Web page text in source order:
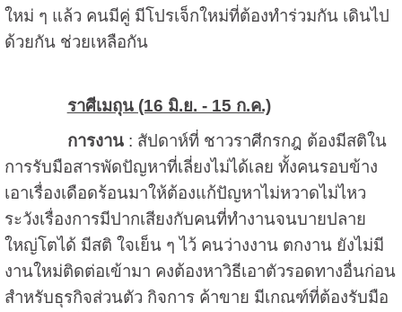
ใหม่ ๆ แล้ว คนมีคู่ มีโปรเจ็กใหม่ที่ต้องทำร่วมกัน เดินไป
ด้วยกัน ช่วยเหลือกัน
ราศีเมถุน (16 มิ.ย. - 15 ก.ค.)
การงาน: สัปดาห์ที่ ชาวราศีกรกฎ ต้องมีสติใน
การรับมือสารพัดปัญหาที่เลี่ยงไม่ได้เลย ทั้งคนรอบข้าง
เอาเรื่องเดือดร้อนมาให้ต้องแก้ปัญหาไม่หวาดไม่ไหว
ระวังเรื่องการมีปากเสียงกับคนที่ทำงานจนบายปลาย
ใหญ่โตได้ มีสติ ใจเย็น ๆ ไว้ คนว่างงาน ตกงาน ยังไม่มี
งานใหม่ติดต่อเข้ามา คงต้องหาวิธีเอาตัวรอดทางอื่นก่อน
สำหรับธุรกิจส่วนตัว กิจการ ค้าขาย มีเกณฑ์ที่ต้องรับมือ